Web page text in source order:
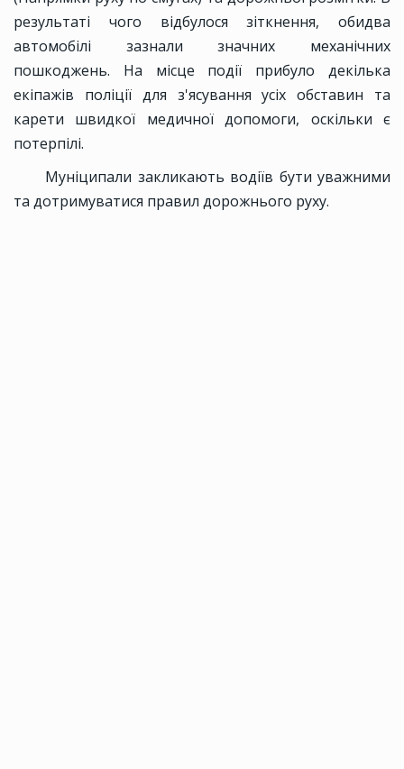
результаті чого відбулося зіткнення, обидва
автомобілі зазнали значних механічних
пошкоджень. На місце події прибуло декілька
екіпажів поліції для з'ясування усіх обставин та
карети швидкої медичної допомоги, оскільки є
потерпілі.
Муніципали закликають водіїв бути уважними
та дотримуватися правил дорожнього руху.